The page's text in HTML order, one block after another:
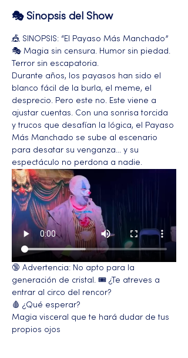
🎭 Sinopsis del Show
🎪 SINOPSIS: “El Payaso Más Manchado”
🎭 Magia sin censura. Humor sin piedad.
Terror sin escapatoria.
Durante años, los payasos han sido el
blanco fácil de la burla, el meme, el
desprecio. Pero este no. Este viene a
ajustar cuentas. Con una sonrisa torcida
y trucos que desafían la lógica, el Payaso
Más Manchado se sube al escenario
para desatar su venganza… y su
espectáculo no perdona a nadie.
🔞 Advertencia: No apto para la
generación de cristal. 🎟️ ¿Te atreves a
entrar al circo del rencor?
🩸 ¿Qué esperar?
Magia visceral que te hará dudar de tus
propios ojos